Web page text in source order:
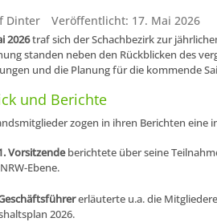
Dinter Veröffentlicht: 17. Mai 2026
2026traf sich der Schachbezirk zur
standen neben den Rückblicken des
und die Planung für die kommende
und Berichte
zogen in ihren Berichten eine
Vorsitzendeberichtete über seine
Ebene.
erläuterte u.a. die
2026.